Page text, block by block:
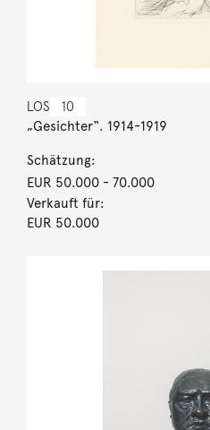
LOS 10
„Gesichter“. 1914-1919
Schätzung:
EUR 50.000- 70.000
Verkauft für:
EUR 50.000